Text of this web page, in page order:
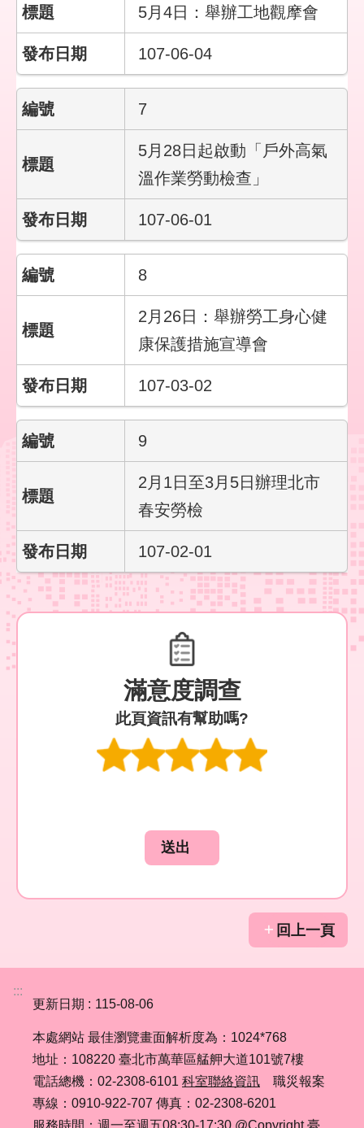
語
詞
動
局
臺
政
府
臺
絡
我
隱
私
與
訊
安
全
政
策
5月4日：舉辦工地觀摩會
107-06-04
7
5月28日起啟動「戶外高氣
溫作業勞動檢查」
107-06-01
8
2月26日：舉辦勞工身心健
康保護措施宣導會
107-03-02
9
2月1日至3月5日辦理北市
春安勞檢
107-02-01
滿意度調查
此頁資訊有幫助嗎?
回上一頁
:::
更新日期
115-08-06
本處網站 最佳瀏覽畫面解析度為：1024*768
地址：108220 臺北市萬華區艋舺大道101號7樓
電話總機：02-2308-6101 科室聯絡資訊 職災報案
專線：0910-922-707 傳真：02-2308-6201
服務時間：週一至週五08:30-17:30 @Copyright 臺